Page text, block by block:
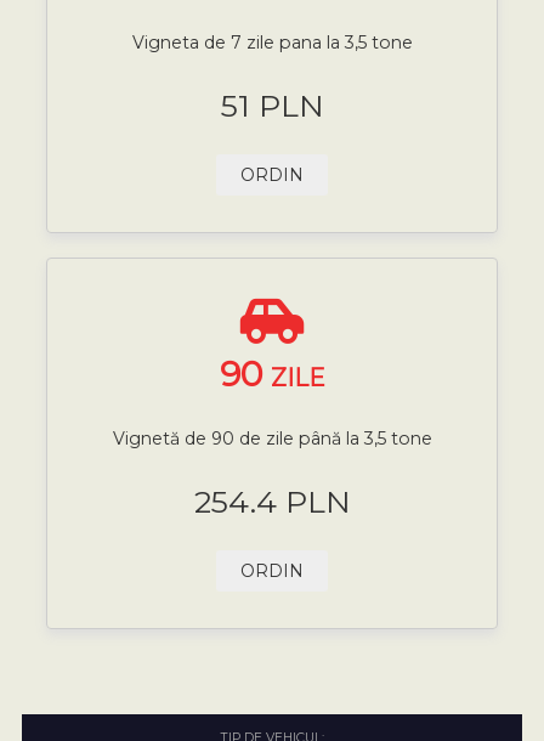
Vigneta de 7 zile pana la 3,5 tone
51 PLN
ORDIN
90 ZILE
Vignetă de 90 de zile până la 3,5 tone
254.4 PLN
ORDIN